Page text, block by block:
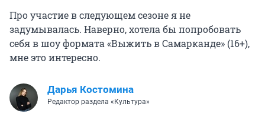
Про участие в следующем сезоне я не
задумывалась. Наверно, хотела бы попробовать
себя в шоу формата «Выжить в Самарканде» (16+),
мне это интересно.
Дарья Костомина
Редактор раздела «Культура»